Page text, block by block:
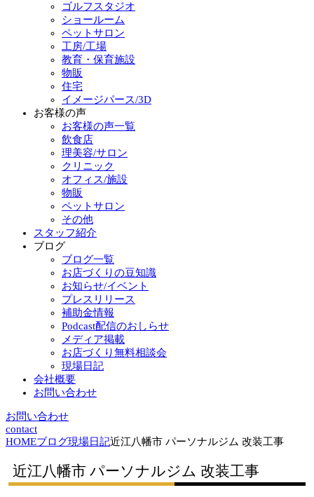
ゴルフスタジオ
ショールーム
ペットサロン
工房/工場
教育・保育施設
物販
住宅
イメージパース/3D
お客様の声
お客様の声一覧
飲食店
理美容/サロン
クリニック
オフィス/施設
物販
ペットサロン
その他
スタッフ紹介
ブログ
ブログ一覧
お店づくりの豆知識
お知らせ/イベント
プレスリリース
補助金情報
Podcast配信のおしらせ
メディア掲載
お店づくり無料相談会
現場日記
会社概要
お問い合わせ
お問い合わせ
contact
HOMEブログ現場日記近江八幡市 パーソナルジム 改装工事
近江八幡市 パーソナルジム 改装工事